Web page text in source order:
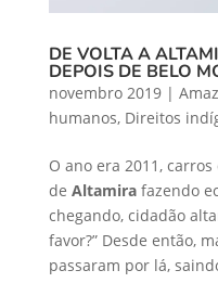
DE VOLTA A
DEPOIS DE BELO
novembro 2019|
humanos, Direitos
O ano era 2011,
de Altamirafazendo
chegando, cidadão
favor?” Desde então,
passaram por lá,